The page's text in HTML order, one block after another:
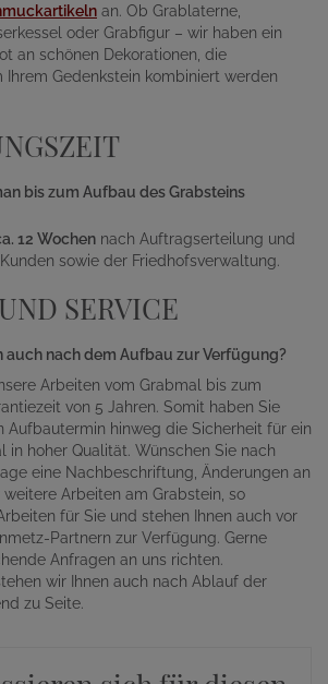
an. Ob Grablaterne,
oder Grabfigur – wir haben ein
an schönen Dekorationen, die
Ihrem Gedenkstein kombiniert werden
bis zum Aufbau des Grabsteins
12 Wochen nach Auftragserteilung und
sowie der Friedhofsverwaltung.
SERVICE
auch nach dem Aufbau zur Verfügung?
Arbeiten vom Grabmal bis zum
von 5 Jahren. Somit haben Sie
Aufbautermin hinweg die Sicherheit für ein
in hoher Qualität. Wünschen Sie nach
eine Nachbeschriftung, Änderungen an
Arbeiten am Grabstein, so
für Sie und stehen Ihnen auch vor
Partnern zur Verfügung. Gerne
Anfragen an uns richten.
wir Ihnen auch nach Ablauf der
zu Seite.